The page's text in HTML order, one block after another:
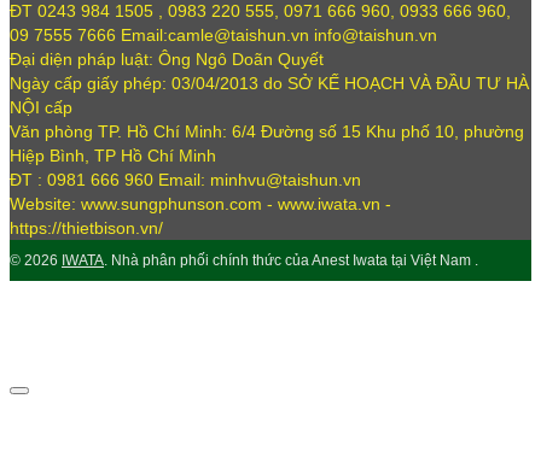
ĐT 0243 984 1505 , 0983 220 555, 0971 666 960, 0933 666 960,
09 7555 7666 Email:camle@taishun.vn info@taishun.vn
Đại diện pháp luật: Ông Ngô Doãn Quyết
Ngày cấp giấy phép: 03/04/2013 do SỞ KẾ HOẠCH VÀ ĐẦU TƯ HÀ
NỘI cấp
Văn phòng TP. Hồ Chí Minh: 6/4 Đường số 15 Khu phố 10, phường
Hiệp Bình, TP Hồ Chí Minh
ĐT : 0981 666 960 Email: minhvu@taishun.vn
Website: www.sungphunson.com - www.iwata.vn -
https://thietbison.vn/
© 2026 IWATA. Nhà phân phối chính thức của Anest Iwata tại Việt Nam .